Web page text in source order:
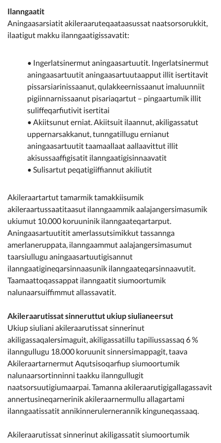
Ilanngaatit
Aningaasarsiatit akileraaruteqaataasussat naatsorsorukkit,
ilaatigut makku ilanngaatigissavatit:
• Ingerlatsinermut aningaasartuutit. Ingerlatsinermut
aningaasartuutit aningaasartuutaapput illit isertitavit
pissarsiarinissaanut, qulakkeernissaanut imaluunniit
pigiinnarnissaanut pisariaqartut – pingaartumik illit
suliffeqarfiutivit isertitai
• Akiitsunut erniat. Akiitsuit ilaannut, akiligassatut
uppernarsakkanut, tunngatillugu ernianut
aningaasartuutit taamaallaat aallaavittut illit
akisussaaffigisatit ilanngaatigisinnaavatit
• Sulisartut peqatigiiffiannut akiliutit
Akileraartartut tamarmik tamakkiisumik
akileraartussaatitaasut ilanngaammik aalajangersimasumik
ukiumut 10.000 koruuninik ilanngaateqartarput.
Aningaasartuutitit amerlassutsimikkut tassannga
amerlaneruppata, ilanngaammut aalajangersimasumut
taarsiullugu aningaasartuutigisannut
ilanngaatigineqarsinnaasunik ilanngaateqarsinnaavutit.
Taamaattoqassappat ilanngaatit siumoortumik
nalunaarsuiffimmut allassavatit.
Akileraarutissat sinneruttut ukiup siulianeersut
Ukiup siuliani akileraarutissat sinnerinut
akiligassaqalersimaguit, akiligassatillu tapiliussassaq 6 %
ilanngullugu 18.000 koruunit sinnersimappagit, taava
Akileraartarnermut Aqutsisoqarfiup siumoortumik
nalunaarsortinninni taakku ilanngullugit
naatsorsuutigiumaarpai. Tamanna akileraarutigigallagassavit
annertusineqarnerinik akileraarnermullu allagartami
ilanngaatissatit annikinnerulernerannik kinguneqassaaq.
Akileraarutissat sinnerinut akiligassatit siumoortumik